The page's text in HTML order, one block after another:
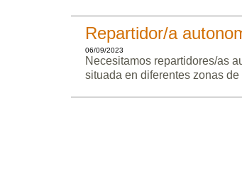
Repartidor/a
06/09/2023
Necesitamos repartidores/as
situada en diferentes zonas